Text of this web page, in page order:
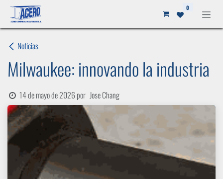
Ir al contenido 0
Noticias
Milwaukee: innovando la industria
14 de mayo de 2026 por Jose Chang